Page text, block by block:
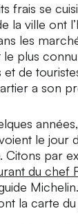
frais se
la ville ont
les
le plus
et de
a son
le jour
Citons par
du chef
la carte du